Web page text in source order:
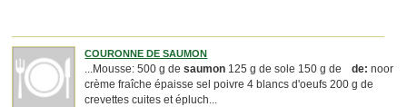
COURONNE DE SAUMON
de: noor
...Mousse: 500 g desaumon 125 g de sole 150 g de
crème fraîche épaisse sel poivre 4 blancs d'oeufs 200 g de
crevettes cuites et épluch...